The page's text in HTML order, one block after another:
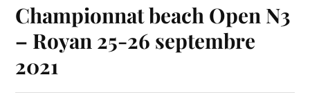
Championnat beach Open N3
– Royan 25-26 septembre
2021